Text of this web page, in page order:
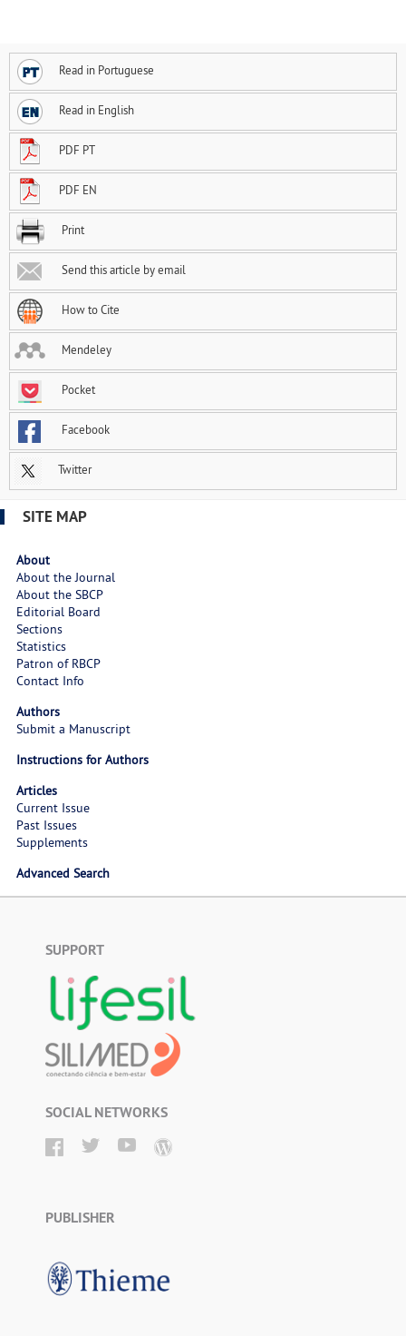
Read in Portuguese
Read in English
PDF PT
PDF EN
Print
Send this article by email
How to Cite
Mendeley
Pocket
Facebook
Twitter
SITE MAP
About
About the Journal
About the SBCP
Editorial Board
Sections
Statistics
Patron of RBCP
Contact Info
Authors
Submit a Manuscript
Instructions for Authors
Articles
Current Issue
Past Issues
Supplements
Advanced Search
SUPPORT
SOCIAL NETWORKS
PUBLISHER